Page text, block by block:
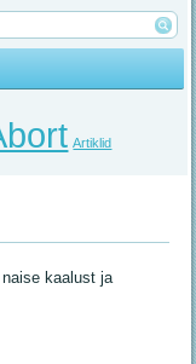
Artiklid
kaalust ja